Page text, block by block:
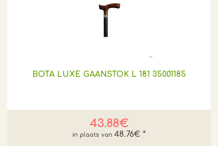
BOTA LUXE GAANSTOK L 181 35001185
43.88€
48.76€ *